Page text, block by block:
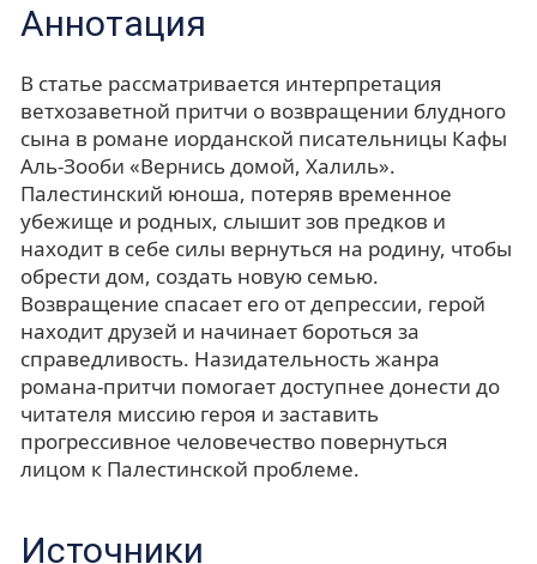
Аннотация
В статье рассматривается интерпретация
ветхозаветной притчи о возвращении блудного
сына в романе иорданской писательницы Кафы
Аль-Зооби «Вернись домой, Халиль».
Палестинский юноша, потеряв временное
убежище и родных, слышит зов предков и
находит в себе силы вернуться на родину, чтобы
обрести дом, создать новую семью.
Возвращение спасает его от депрессии, герой
находит друзей и начинает бороться за
справедливость. Назидательность жанра
романа-притчи помогает доступнее донести до
читателя миссию героя и заставить
прогрессивное человечество повернуться
лицом к Палестинской проблеме.
Источники